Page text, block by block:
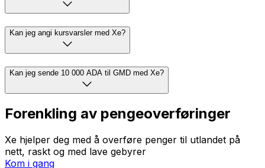
Kan jeg angi kursvarsler med Xe?
Kan jeg sende 10 000 ADA til GMD med Xe?
Forenkling av pengeoverføringer
Xe hjelper deg med å overføre penger til utlandet på
nett, raskt og med lave gebyrer
Kom i gang